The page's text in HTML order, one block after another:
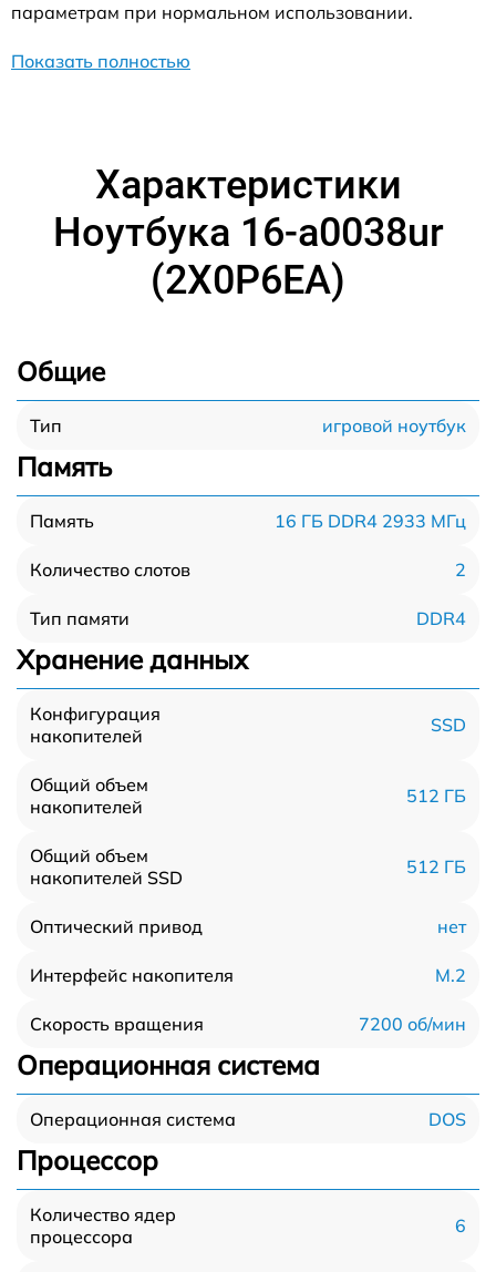
параметрам при нормальном использовании.
Показать полностью
Характеристики
Ноутбука 16-a0038ur
(2X0P6EA)
Общие
Тип игровой ноутбук
Память
Память 16 ГБ DDR4 2933 МГц
Количество слотов 2
Тип памяти DDR4
Хранение данных
Конфигурация
накопителей
SSD
Общий объем
накопителей
512 ГБ
Общий объем
накопителей SSD
512 ГБ
Оптический привод нет
Интерфейс накопителя M.2
Скорость вращения 7200 об/мин
Операционная система
Операционная система DOS
Процессор
Количество ядер
процессора
6